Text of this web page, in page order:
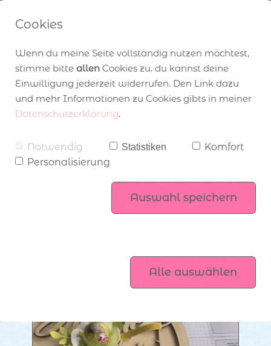
Angebot zum Katalogstart
Stampin’ Up! Produktsets
Workshops
Mitgliederbereich
über Stampin’ Up!
komm ins Team
Workshops und Beratung
Workshops,
Stempelpartys,
Kennenlernen
Cookies
Wenn du meine Seite vollständig nutzen möchtest,
stimme bitte allen Cookies zu. du kannst deine
Einwilligung jederzeit widerrufen. Den Link dazu
und mehr Informationen zu Cookies gibts in meiner
Datenschutzerklärung.
Notwendig Statistiken
Komfort
Personalisierung
Auswahl speichern
Alle auswählen